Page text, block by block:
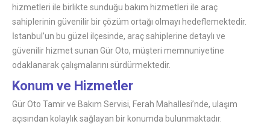
hizmetleri ile birlikte sunduğu bakım hizmetleri ile araç
sahiplerinin güvenilir bir çözüm ortağı olmayı hedeflemektedir.
İstanbul’un bu güzel ilçesinde, araç sahiplerine detaylı ve
güvenilir hizmet sunan Gür Oto, müşteri memnuniyetine
odaklanarak çalışmalarını sürdürmektedir.
Konum ve Hizmetler
Gür Oto Tamir ve Bakım Servisi, Ferah Mahallesi’nde, ulaşım
açısından kolaylık sağlayan bir konumda bulunmaktadır.